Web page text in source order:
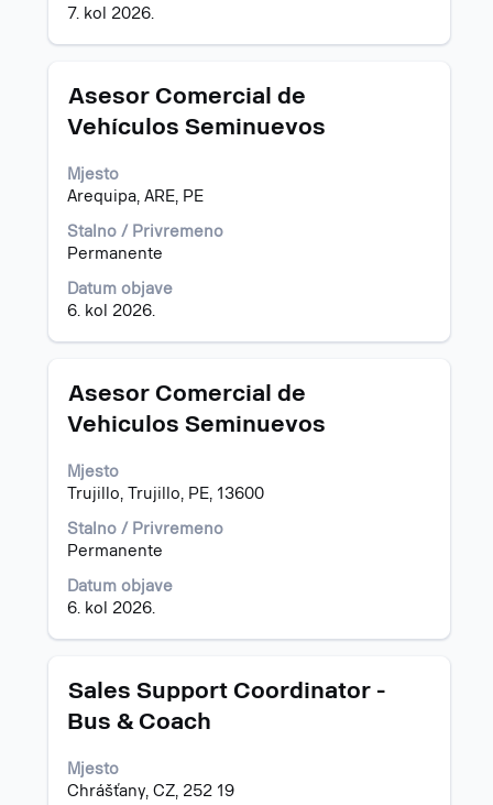
57
se
7. kol 2026.
poslu.
Naziv
Asesor Comercial de
Vehículos Seminuevos
Mjesto
Arequipa, ARE, PE
Stalno / Privremeno
Permanente
Datum objave
6. kol 2026.
Odaberite
kako
prikazali
čitav
sadržaj
informacija
poslu.
Naziv
Asesor Comercial de
Vehiculos Seminuevos
Mjesto
Trujillo, Trujillo, PE, 13600
Stalno / Privremeno
Permanente
Datum objave
6. kol 2026.
Odaberite
kako
prikazali
čitav
sadržaj
informacija
poslu.
Naziv
Sales Support Coordinator -
Bus & Coach
Mjesto
Chrášťany, CZ, 252 19
Odaberite
razmaknicom
kako
prikazali
čitav